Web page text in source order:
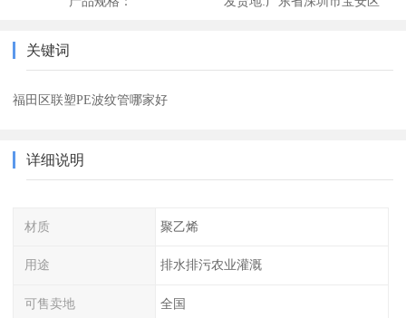
关键词
福田区联塑PE波纹管哪家好
详细说明
材质 聚乙烯
用途 排水排污农业灌溉
可售卖地 全国